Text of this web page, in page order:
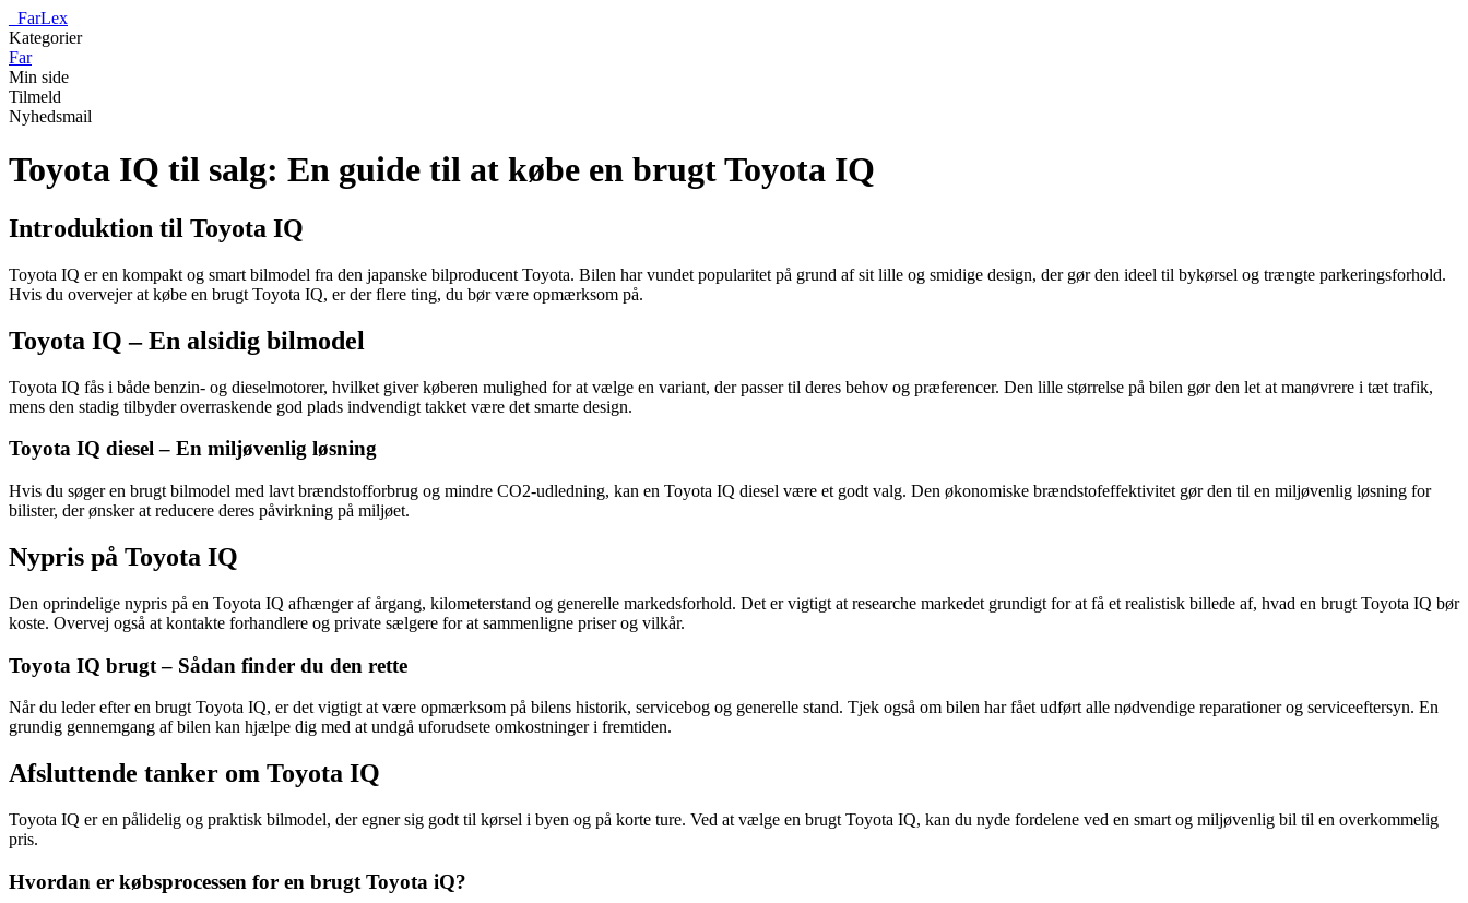
FarLex
Kategorier
Far
Min side
Tilmeld
Nyhedsmail
Toyota IQ til salg: En guide til at købe en brugt Toyota IQ
Introduktion til Toyota IQ
Toyota IQ er en kompakt og smart bilmodel fra den japanske bilproducent Toyota. Bilen har vundet popularitet på grund af sit lille og smidige design, der gør den ideel til bykørsel og trængte parkeringsforhold.
Hvis du overvejer at købe en brugt Toyota IQ, er der flere ting, du bør være opmærksom på.
Toyota IQ – En alsidig bilmodel
Toyota IQ fås i både benzin- og dieselmotorer, hvilket giver køberen mulighed for at vælge en variant, der passer til deres behov og præferencer. Den lille størrelse på bilen gør den let at manøvrere i tæt trafik,
mens den stadig tilbyder overraskende god plads indvendigt takket være det smarte design.
Toyota IQ diesel – En miljøvenlig løsning
Hvis du søger en brugt bilmodel med lavt brændstofforbrug og mindre CO2-udledning, kan en Toyota IQ diesel være et godt valg. Den økonomiske brændstofeffektivitet gør den til en miljøvenlig løsning for
bilister, der ønsker at reducere deres påvirkning på miljøet.
Nypris på Toyota IQ
Den oprindelige nypris på en Toyota IQ afhænger af årgang, kilometerstand og generelle markedsforhold. Det er vigtigt at researche markedet grundigt for at få et realistisk billede af, hvad en brugt Toyota IQ bør
koste. Overvej også at kontakte forhandlere og private sælgere for at sammenligne priser og vilkår.
Toyota IQ brugt – Sådan finder du den rette
Når du leder efter en brugt Toyota IQ, er det vigtigt at være opmærksom på bilens historik, servicebog og generelle stand. Tjek også om bilen har fået udført alle nødvendige reparationer og serviceeftersyn. En
grundig gennemgang af bilen kan hjælpe dig med at undgå uforudsete omkostninger i fremtiden.
Afsluttende tanker om Toyota IQ
Toyota IQ er en pålidelig og praktisk bilmodel, der egner sig godt til kørsel i byen og på korte ture. Ved at vælge en brugt Toyota IQ, kan du nyde fordelene ved en smart og miljøvenlig bil til en overkommelig
pris.
Hvordan er købsprocessen for en brugt Toyota iQ?